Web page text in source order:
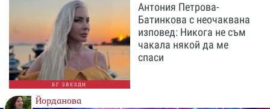
БГ ЗВЕЗДИ
Антония Петрова-
Батинкова с неочаквана
изповед: Никога не съм
чакала някой да ме
спаси
Йорданова